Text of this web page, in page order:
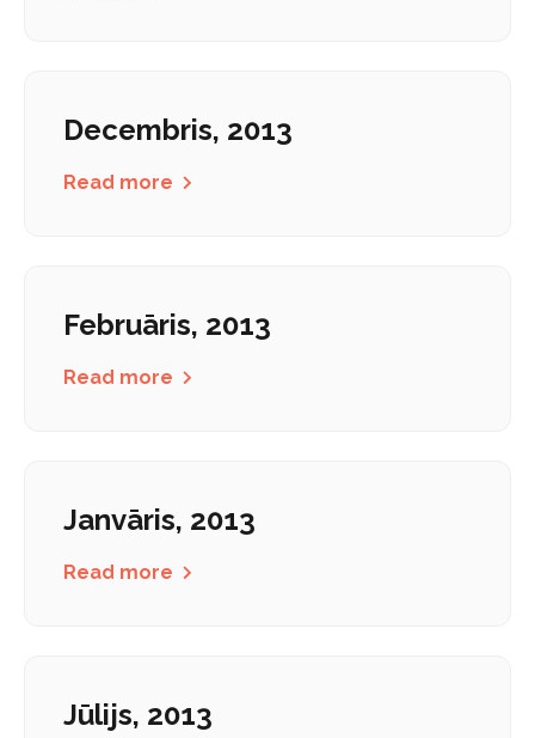
Decembris, 2013
Read more
Februāris, 2013
Read more
Janvāris, 2013
Read more
Jūlijs, 2013